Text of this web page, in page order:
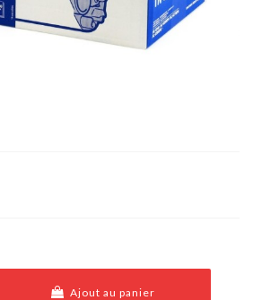
Ajout au panier